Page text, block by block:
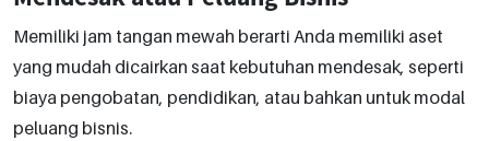
Memiliki jam tangan mewah berarti Anda memiliki aset
yang mudah dicairkan saat kebutuhan mendesak, seperti
biaya pengobatan, pendidikan, atau bahkan untuk modal
peluang bisnis.